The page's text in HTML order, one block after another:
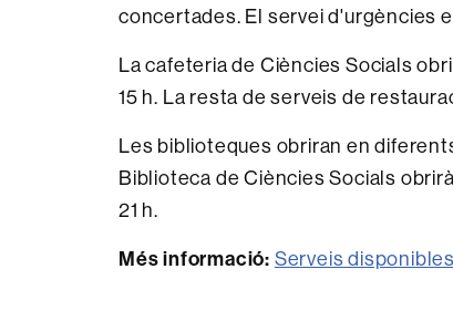
concertades. El servei d'urgències
La cafeteria de Ciències Socials
15 h. La resta de serveis de
Les biblioteques obriran en
Biblioteca de Ciències Socials
21 h.
Més informació: Serveis